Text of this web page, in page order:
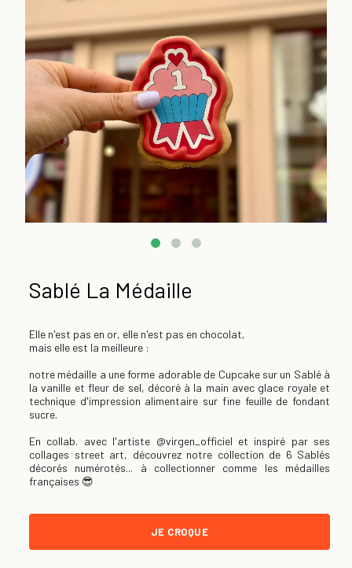
Sablé La Médaille
Elle n'est pas en or, elle n'est pas en chocolat,
mais elle est la meilleure :
notre médaille a une forme adorable de Cupcake sur un Sablé à
la vanille et fleur de sel, décoré à la main avec glace royale et
technique d'impression alimentaire sur fine feuille de fondant
sucre.
En collab. avec l'artiste @virgen_officiel et inspiré par ses
collages street art, découvrez notre collection de 6 Sablés
décorés numérotés... à collectionner comme les médailles
françaises 😎
JE CROQUE